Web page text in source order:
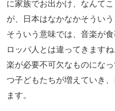
に家族でお出かけ、なんて
が、日本はなかなかそうい
そういう意味では、音楽が
ロッパ人とは違ってきます
楽が必要不可欠なものにな
つ子どもたちが増えていき
ます。